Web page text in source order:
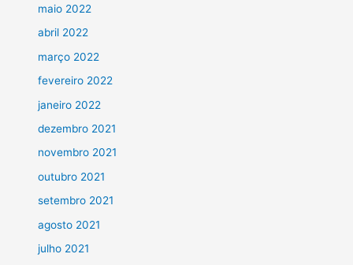
maio 2022
abril 2022
março 2022
fevereiro 2022
janeiro 2022
dezembro 2021
novembro 2021
outubro 2021
setembro 2021
agosto 2021
julho 2021